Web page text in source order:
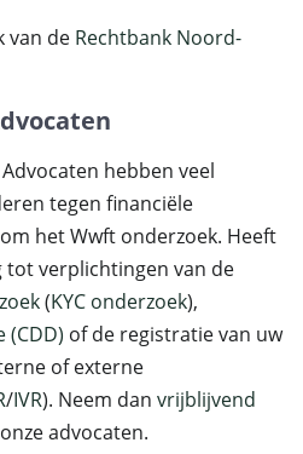
van de Rechtbank Noord-
hebben veel
tegen financiële
het Wwft onderzoek. Heeft
verplichtingen van de
(KYC onderzoek),
(CDD) of de registratie van uw
of externe
/IVR). Neem dan vrijblijvend
advocaten.